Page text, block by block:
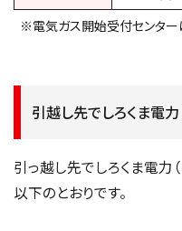
※電気ガス開始受付センター
引越し先でしろくま電
引っ越し先でしろくま電力
以下のとおりです。